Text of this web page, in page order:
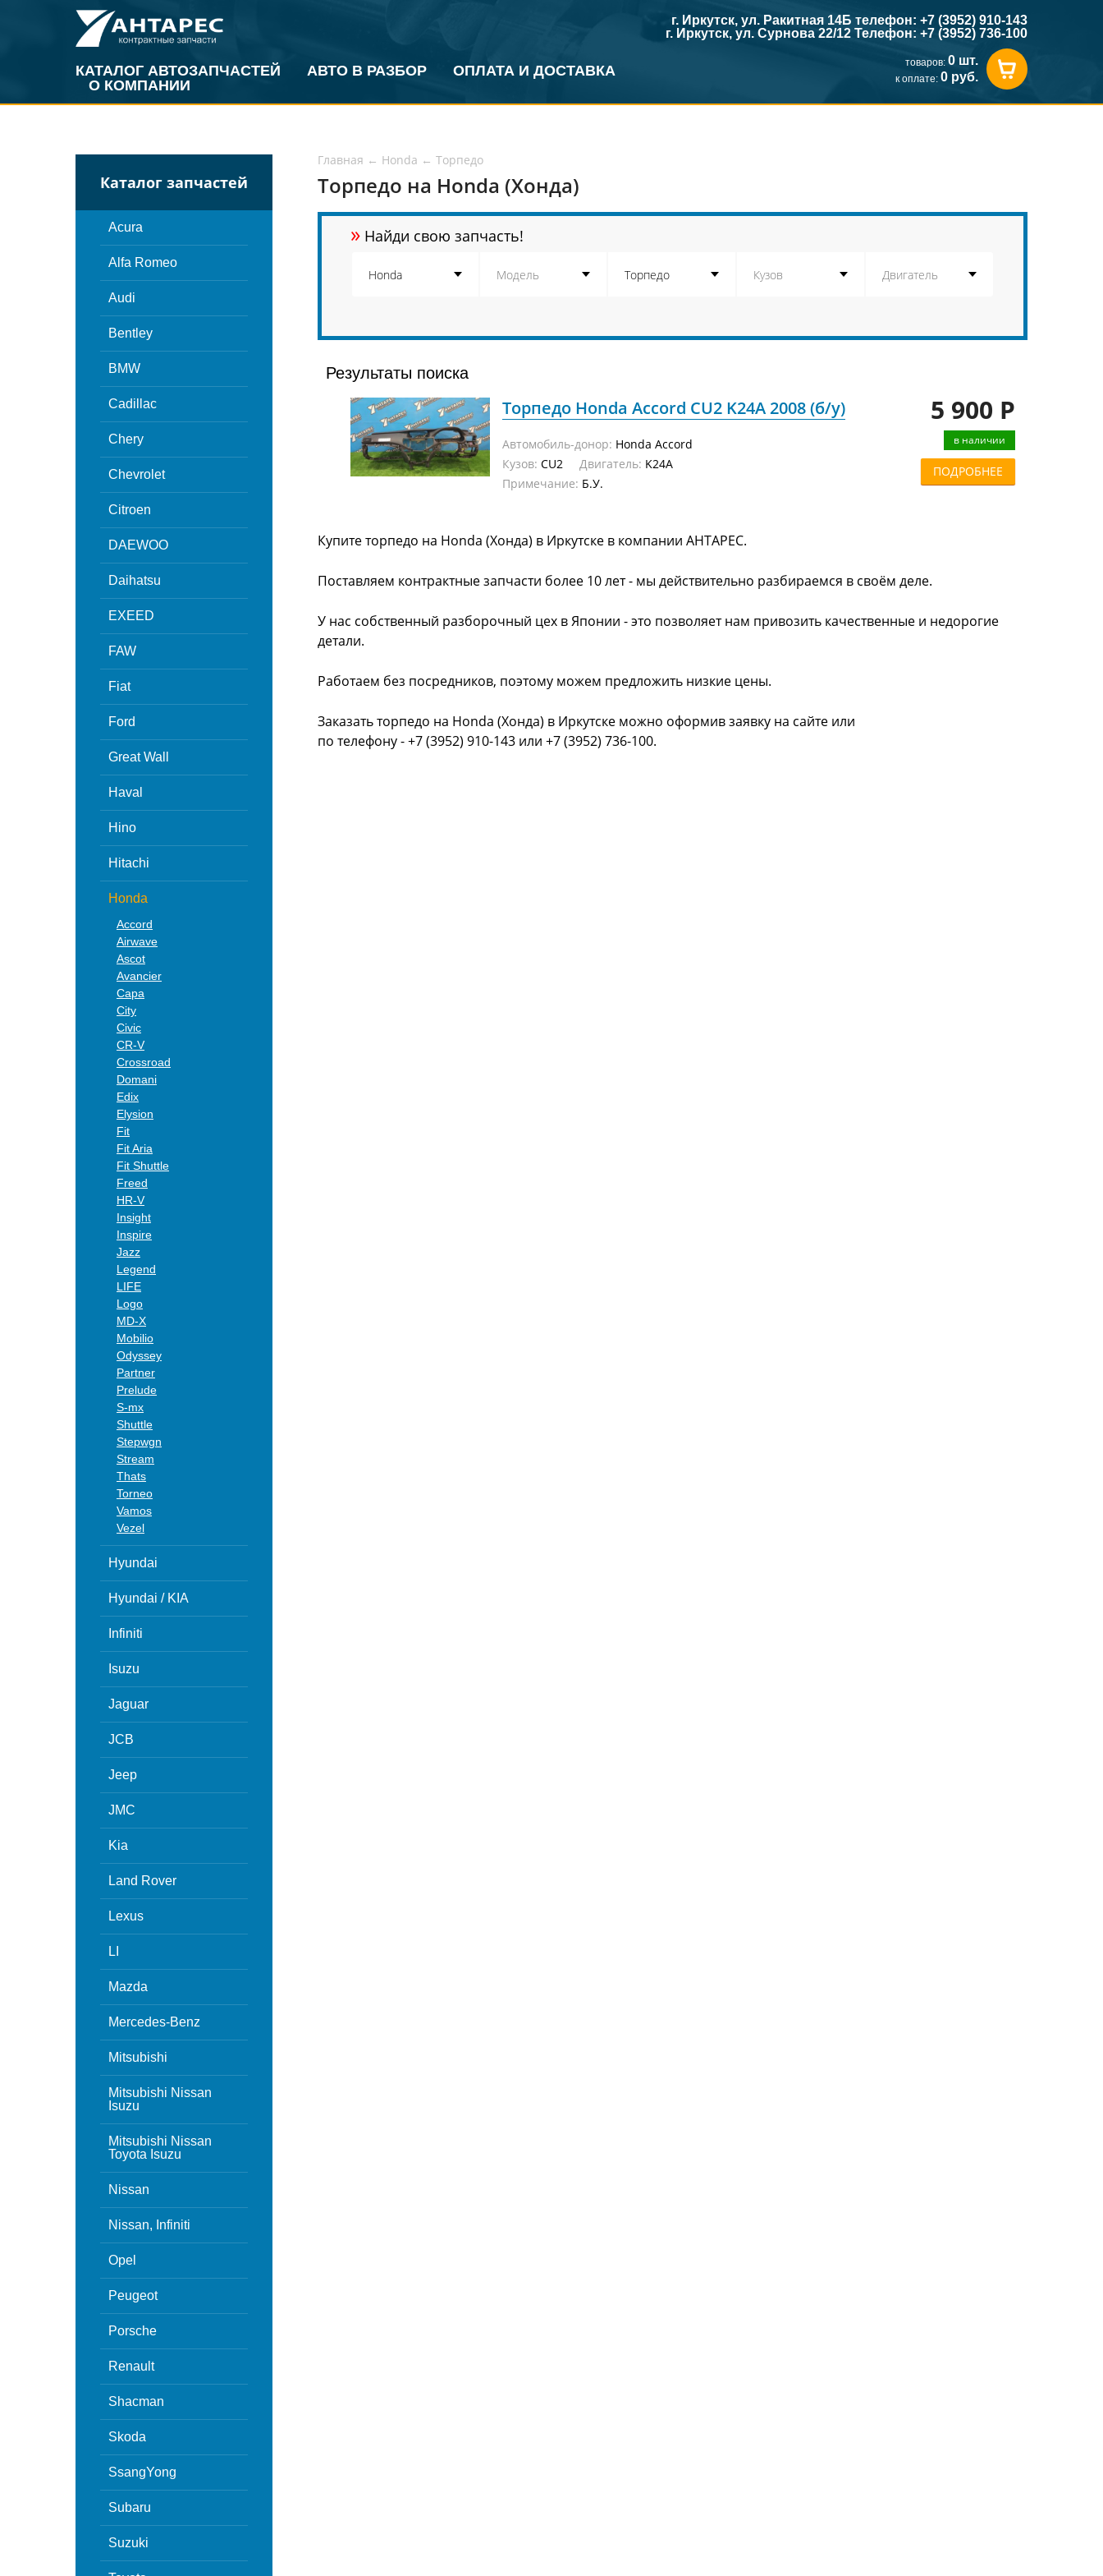
КАТАЛОГ АВТОЗАПЧАСТЕЙ АВТО В РАЗБОР
ОПЛАТА И ДОСТАВКА
О КОМПАНИИ
г. Иркутск, ул. Ракитная 14Б телефон: +7 (3952) 910-143
г. Иркутск, ул. Сурнова 22/12 Телефон: +7 (3952) 736-100
товаров: 0 шт.
к оплате: 0 руб.
Каталог запчастей
Acura
Alfa Romeo
Audi
Bentley
BMW
Cadillac
Chery
Chevrolet
Citroen
DAEWOO
Daihatsu
EXEED
FAW
Fiat
Ford
Great Wall
Haval
Hino
Hitachi
Honda
Accord
Airwave
Ascot
Avancier
Capa
City
Civic
CR-V
Crossroad
Domani
Edix
Elysion
Fit
Fit Aria
Fit Shuttle
Freed
HR-V
Insight
Inspire
Jazz
Legend
LIFE
Logo
MD-X
Mobilio
Odyssey
Partner
Prelude
S-mx
Shuttle
Stepwgn
Stream
Thats
Torneo
Vamos
Vezel
Hyundai
Hyundai / KIA
Infiniti
Isuzu
Jaguar
JCB
Jeep
JMC
Kia
Land Rover
Lexus
LI
Mazda
Mercedes-Benz
Mitsubishi
Mitsubishi Nissan
Isuzu
Mitsubishi Nissan
Toyota Isuzu
Nissan
Nissan, Infiniti
Opel
Peugeot
Porsche
Renault
Shacman
Skoda
SsangYong
Subaru
Suzuki
Главная ← Honda ← Торпедо
Торпедо на Honda (Хонда)
» Найди свою запчасть!
Результаты поиска
Торпедо Honda Accord CU2 K24A 2008 (б/у)
Автомобиль-донор: Honda Accord
Кузов: CU2 Двигатель: K24A
Примечание: Б.У.
5 900 Р
в наличии
ПОДРОБНЕЕ
Купите торпедо на Honda (Хонда) в Иркутске в компании АНТАРЕС.
Поставляем контрактные запчасти более 10 лет - мы действительно разбираемся в своём деле.
У нас собственный разборочный цех в Японии - это позволяет нам привозить качественные и недорогие
детали.
Работаем без посредников, поэтому можем предложить низкие цены.
Заказать торпедо на Honda (Хонда) в Иркутске можно оформив заявку на сайте или
по телефону - +7 (3952) 910-143 или +7 (3952) 736-100.